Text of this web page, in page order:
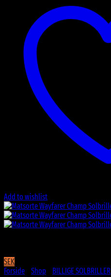
Add to wishlist
SEK
Forside
Shop BILLIGE SOLBRILLER